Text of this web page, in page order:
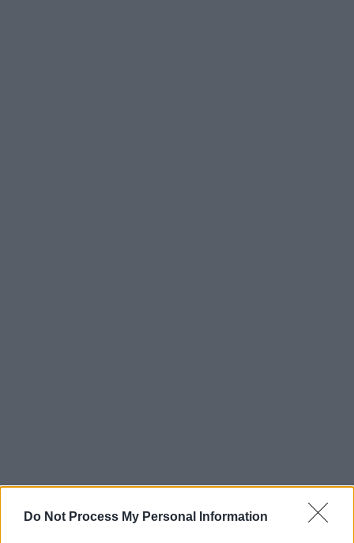
Do Not Process My Personal Information